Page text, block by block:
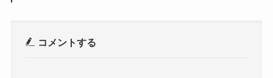
コメントする